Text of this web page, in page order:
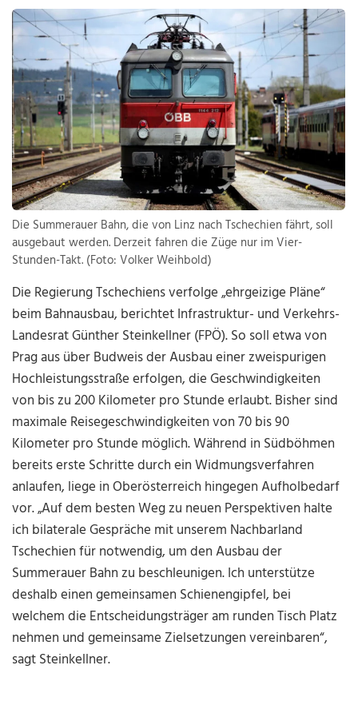
Die Summerauer Bahn, die von Linz nach Tschechien fährt, soll
ausgebaut werden. Derzeit fahren die Züge nur im Vier-
Stunden-Takt. (Foto: Volker Weihbold)
Die Regierung Tschechiens verfolge „ehrgeizige Pläne“
beim Bahnausbau, berichtet Infrastruktur- und Verkehrs-
Landesrat Günther Steinkellner (FPÖ). So soll etwa von
Prag aus über Budweis der Ausbau einer zweispurigen
Hochleistungsstraße erfolgen, die Geschwindigkeiten
von bis zu 200 Kilometer pro Stunde erlaubt. Bisher sind
maximale Reisegeschwindigkeiten von 70 bis 90
Kilometer pro Stunde möglich. Während in Südböhmen
bereits erste Schritte durch ein Widmungsverfahren
anlaufen, liege in Oberösterreich hingegen Aufholbedarf
vor. „Auf dem besten Weg zu neuen Perspektiven halte
ich bilaterale Gespräche mit unserem Nachbarland
Tschechien für notwendig, um den Ausbau der
Summerauer Bahn zu beschleunigen. Ich unterstütze
deshalb einen gemeinsamen Schienengipfel, bei
welchem die Entscheidungsträger am runden Tisch Platz
nehmen und gemeinsame Zielsetzungen vereinbaren“,
sagt Steinkellner.